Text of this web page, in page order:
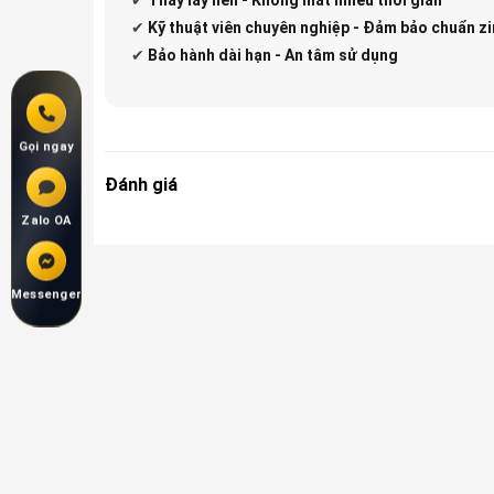
✔ Kỹ thuật viên chuyên nghiệp - Đảm bảo chuẩn
✔ Bảo hành dài hạn - An tâm sử dụng
Đánh giá
Gọi ngay
Zalo OA
Messenger